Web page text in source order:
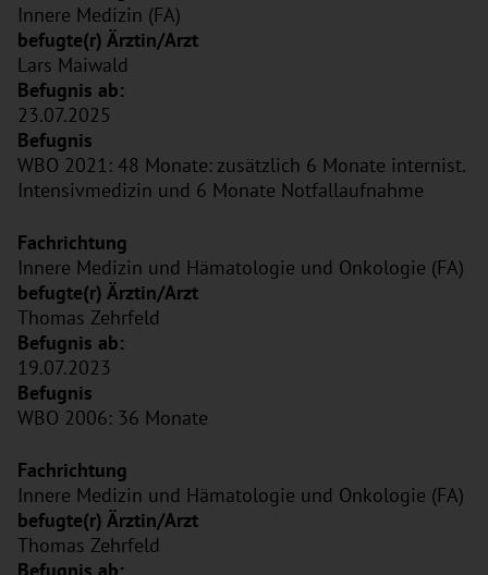
Innere Medizin (FA)
Lars Maiwald
23.07.2025
WBO 2021: 48 Monate: zusätzlich 6 Monate internist.
Intensivmedizin und 6 Monate Notfallaufnahme
Innere Medizin und Hämatologie und Onkologie (FA)
Thomas Zehrfeld
19.07.2023
WBO 2006: 36 Monate
Innere Medizin und Hämatologie und Onkologie (FA)
Thomas Zehrfeld